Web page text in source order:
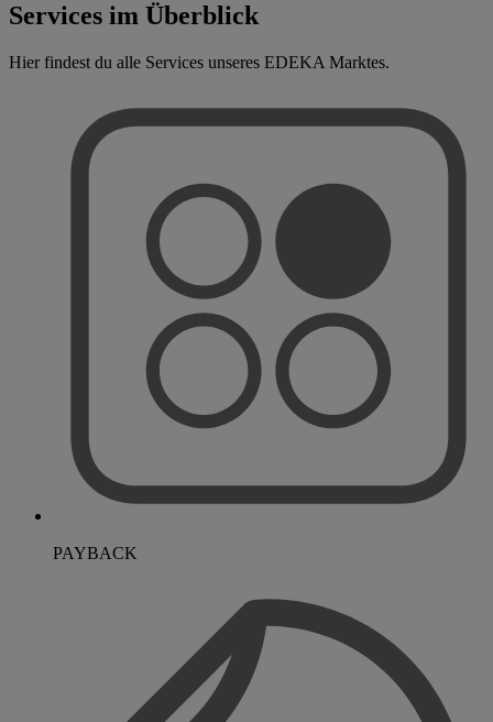
Services im Überblick
Hier findest du alle Services unseres EDEKA Marktes.
PAYBACK